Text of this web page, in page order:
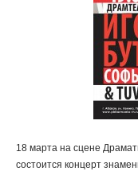
18 марта на сцене
состоится концерт